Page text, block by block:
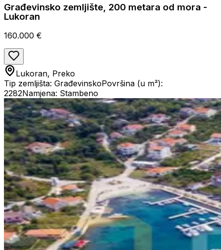
Građevinsko zemljište, 200 metara od mora -
Lukoran
160.000 €
Lukoran, Preko
Tip zemljišta: GrađevinskoPovršina (u m²):
2282Namjena: Stambeno